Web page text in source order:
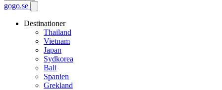
gogo.se
Destinationer
Thailand
Vietnam
Japan
Sydkorea
Bali
Spanien
Grekland